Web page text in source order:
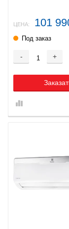
ЦЕНА: 101
Под заказ
- +